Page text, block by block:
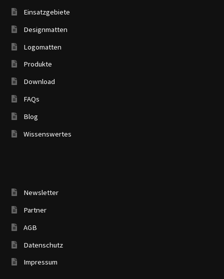
Einsatzgebiete
Designmatten
Logomatten
Produkte
Download
FAQs
Blog
Wissenswertes
Newsletter
Partner
AGB
Datenschutz
Impressum